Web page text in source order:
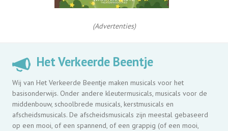
(Advertenties)
Het Verkeerde Beentje
Wij van Het Verkeerde Beentje maken musicals voor het
basisonderwijs. Onder andere kleutermusicals, musicals voor de
middenbouw, schoolbrede musicals, kerstmusicals en
afscheidsmusicals. De afscheidsmusicals zijn meestal gebaseerd
op een mooi, of een spannend, of een grappig (of een mooi,